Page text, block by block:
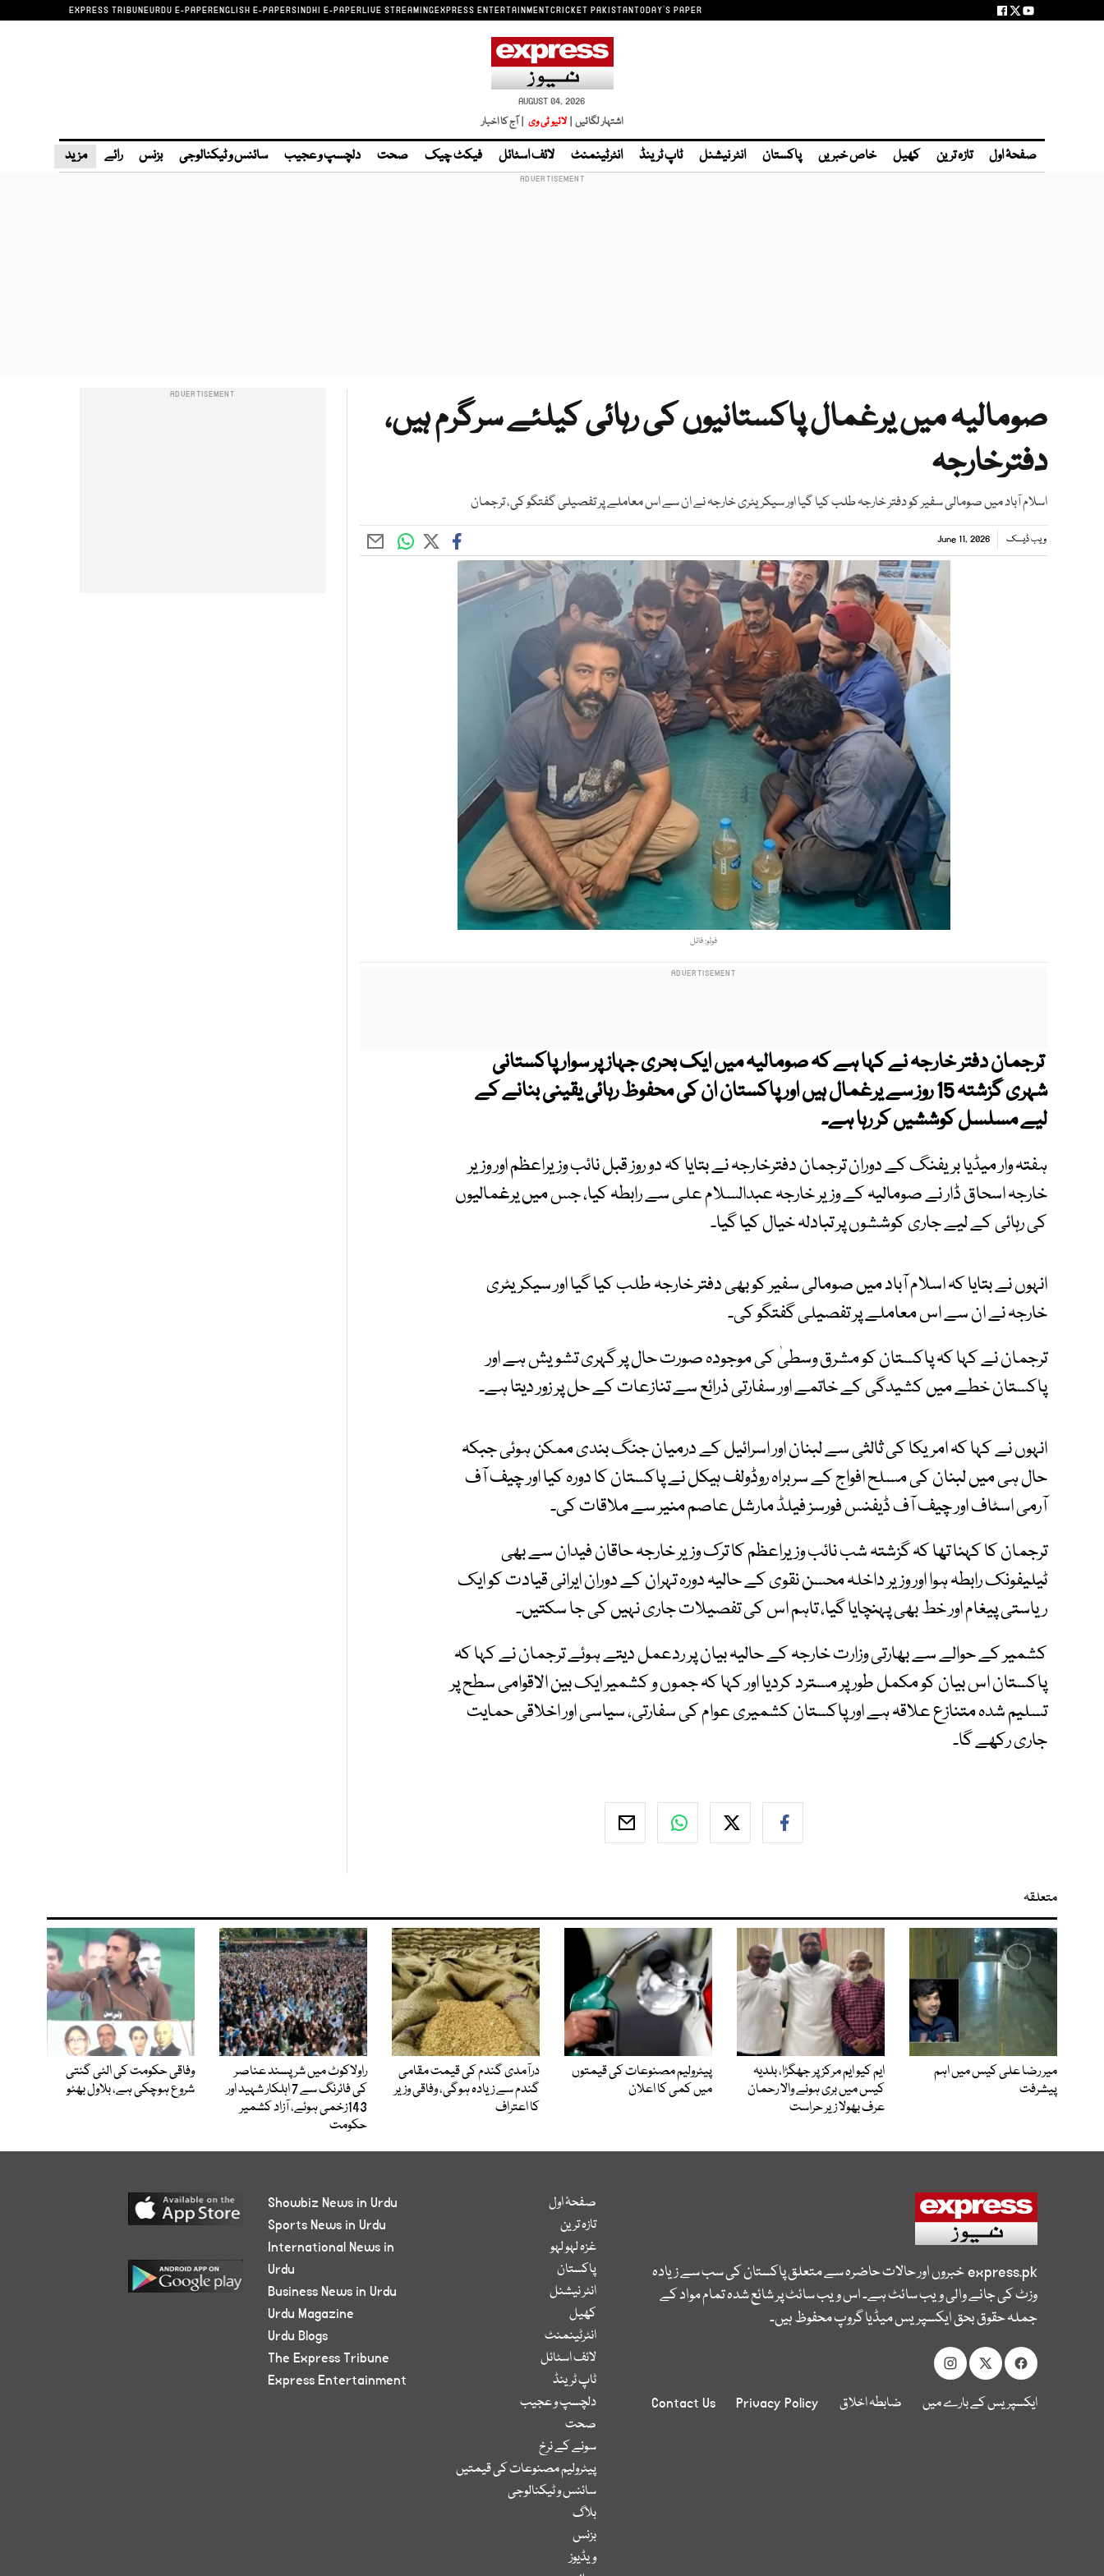
EXPRESS TRIBUNEURDU E-PAPERENGLISH E-PAPERSINDHI E-PAPERLIVE STREAMINGEXPRESS ENTERTAINMENTCRICKET PAKISTANTODAY'S PAPER
AUGUST 04, 2026
اشتہار لگائیں | لائیو ٹی وی | آج کا اخبار
صفحۂ اول تازہ ترین کھیل خاص خبریں پاکستان انٹر نیشنل ٹاپ ٹرینڈ انٹرٹینمنٹ لائف اسٹائل فیکٹ چیک صحت دلچسپ و عجیب سائنس و ٹیکنالوجی بزنس رائے مزید
صومالیہ میں یرغمال پاکستانیوں کی رہائی کیلئے سرگرم ہیں،
دفترخارجہ
اسلام آباد میں صومالی سفیر کو دفتر خارجہ طلب کیا گیا اور سیکریٹری خارجہ نے ان سے اس معاملے پر تفصیلی گفتگو کی، ترجمان
ویب ڈیسک June 11, 2026
فوٹو: فائل
ترجمان دفتر خارجہ نے کہا ہے کہ صومالیہ میں ایک بحری جہاز پر سوار پاکستانی
شہری گزشتہ 15 روز سے یرغمال ہیں اور پاکستان ان کی محفوظ رہائی یقینی بنانے کے
لیے مسلسل کوششیں کر رہا ہے۔
ہفتہ وار میڈیا بریفنگ کے دوران ترجمان دفترخارجہ نے بتایا کہ دو روز قبل نائب وزیراعظم اور وزیر
خارجہ اسحاق ڈار نے صومالیہ کے وزیر خارجہ عبدالسلام علی سے رابطہ کیا، جس میں یرغمالیوں
کی رہائی کے لیے جاری کوششوں پر تبادلہ خیال کیا گیا۔
انہوں نے بتایا کہ اسلام آباد میں صومالی سفیر کو بھی دفتر خارجہ طلب کیا گیا اور سیکریٹری
خارجہ نے ان سے اس معاملے پر تفصیلی گفتگو کی۔
ترجمان نے کہا کہ پاکستان کو مشرق وسطیٰ کی موجودہ صورت حال پر گہری تشویش ہے اور
پاکستان خطے میں کشیدگی کے خاتمے اور سفارتی ذرائع سے تنازعات کے حل پر زور دیتا ہے۔
انہوں نے کہا کہ امریکا کی ثالثی سے لبنان اور اسرائیل کے درمیان جنگ بندی ممکن ہوئی جبکہ
حال ہی میں لبنان کی مسلح افواج کے سربراہ روڈولف ہیکل نے پاکستان کا دورہ کیا اور چیف آف
آرمی اسٹاف اور چیف آف ڈیفنس فورسز فیلڈ مارشل عاصم منیر سے ملاقات کی۔
ترجمان کا کہنا تھا کہ گزشتہ شب نائب وزیراعظم کا ترک وزیر خارجہ حاقان فیدان سے بھی
ٹیلیفونک رابطہ ہوا اور وزیر داخلہ محسن نقوی کے حالیہ دورہ تہران کے دوران ایرانی قیادت کو ایک
ریاستی پیغام اور خط بھی پہنچایا گیا، تاہم اس کی تفصیلات جاری نہیں کی جا سکتیں۔
کشمیر کے حوالے سے بھارتی وزارت خارجہ کے حالیہ بیان پر ردعمل دیتے ہوئے ترجمان نے کہا کہ
پاکستان اس بیان کو مکمل طور پر مسترد کردیا اور کہا کہ جموں و کشمیر ایک بین الاقوامی سطح پر
تسلیم شدہ متنازع علاقہ ہے اور پاکستان کشمیری عوام کی سفارتی، سیاسی اور اخلاقی حمایت
جاری رکھے گا۔
متعلقہ
میر رضا علی کیس میں اہم
پیشرفت
ایم کیو ایم مرکز پر جھگڑا، بلدیہ
کیس میں بری ہونے والا رحمان
عرف بھولا زیر حراست
پیٹرولیم مصنوعات کی قیمتوں
میں کمی کا اعلان
درآمدی گندم کی قیمت مقامی
گندم سے زیادہ ہوگی، وفاقی وزیر
کا اعتراف
راولاکوٹ میں شرپسند عناصر
کی فائرنگ سے 7 اہلکار شہید اور
143زخمی ہوئے، آزاد کشمیر
حکومت
وفاقی حکومت کی الٹی گنتی
شروع ہوچکی ہے، بلاول بھٹو
express.pkخبروں اور حالات حاضرہ سے متعلق پاکستان کی سب سے زیادہ
وزٹ کی جانے والی ویب سائٹ ہے۔ اس ویب سائٹ پر شائع شدہ تمام مواد کے
جملہ حقوق بحق ایکسپریس میڈیا گروپ محفوظ ہیں۔
ایکسپریس کے بارے میں ضابطہ اخلاق Privacy Policy
Contact Us
صفحۂ اول
تازہ ترین
غزہ لہو لہو
پاکستان
انٹر نیشنل
کھیل
انٹرٹینمنٹ
لائف اسٹائل
ٹاپ ٹرینڈ
دلچسپ و عجیب
صحت
سونے کے نرخ
پیٹرولیم مصنوعات کی قیمتیں
سائنس و ٹیکنالوجی
بلاگ
بزنس
ویڈیوز
Showbiz News in Urdu
Sports News in Urdu
International News in
Urdu
Business News in Urdu
Urdu Magazine
Urdu Blogs
The Express Tribune
Express Entertainment